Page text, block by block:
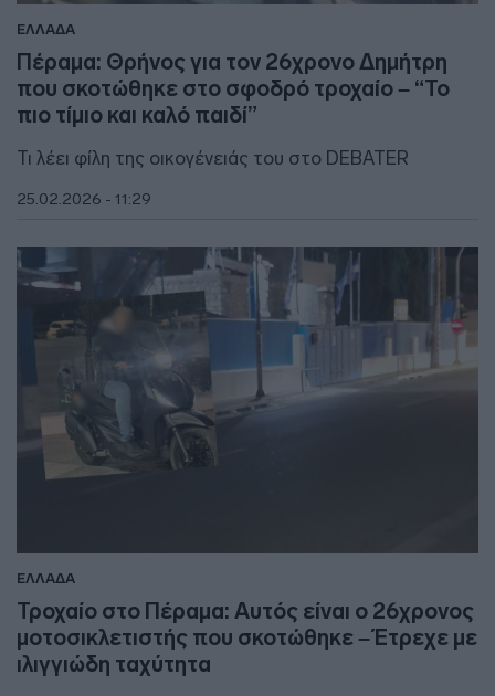
ΕΛΛΑΔΑ
Πέραμα: Θρήνος για τον 26χρονο Δημήτρη
που σκοτώθηκε στο σφοδρό τροχαίο – “Το
πιο τίμιο και καλό παιδί”
Τι λέει φίλη της οικογένειάς του στο DEBATER
25.02.2026 - 11:29
ΕΛΛΑΔΑ
Τροχαίο στο Πέραμα: Αυτός είναι ο 26χρονος
μοτοσικλετιστής που σκοτώθηκε – Έτρεχε με
ιλιγγιώδη ταχύτητα